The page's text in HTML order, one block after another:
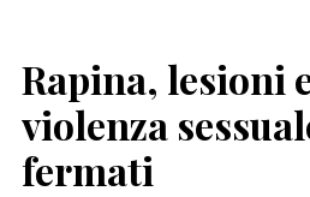
Rapina, lesioni
violenza
fermati